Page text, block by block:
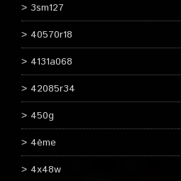
3sm127
40570r18
4131a068
42085r34
450g
4ème
4x48w